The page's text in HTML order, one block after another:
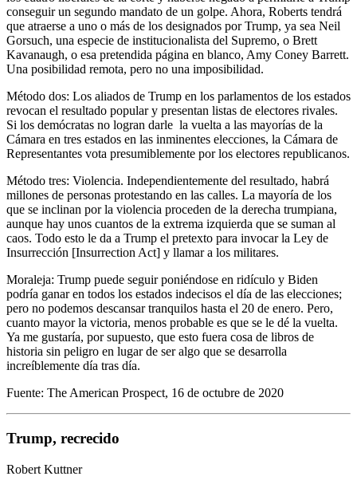
conseguir un segundo mandato de un golpe. Ahora, Roberts tendrá
que atraerse a uno o más de los designados por Trump, ya sea Neil
Gorsuch, una especie de institucionalista del Supremo, o Brett
Kavanaugh, o esa pretendida página en blanco, Amy Coney Barrett.
Una posibilidad remota, pero no una imposibilidad.
Método dos: Los aliados de Trump en los parlamentos de los estados
revocan el resultado popular y presentan listas de electores rivales.
Si los demócratas no logran darle la vuelta a las mayorías de la
Cámara en tres estados en las inminentes elecciones, la Cámara de
Representantes vota presumiblemente por los electores republicanos.
Método tres: Violencia. Independientemente del resultado, habrá
millones de personas protestando en las calles. La mayoría de los
que se inclinan por la violencia proceden de la derecha trumpiana,
aunque hay unos cuantos de la extrema izquierda que se suman al
caos. Todo esto le da a Trump el pretexto para invocar la Ley de
Insurrección [Insurrection Act] y llamar a los militares.
Moraleja: Trump puede seguir poniéndose en ridículo y Biden
podría ganar en todos los estados indecisos el día de las elecciones;
pero no podemos descansar tranquilos hasta el 20 de enero. Pero,
cuanto mayor la victoria, menos probable es que se le dé la vuelta.
Ya me gustaría, por supuesto, que esto fuera cosa de libros de
historia sin peligro en lugar de ser algo que se desarrolla
increíblemente día tras día.
Fuente: The American Prospect, 16 de octubre de 2020
Trump, recrecido
Robert Kuttner